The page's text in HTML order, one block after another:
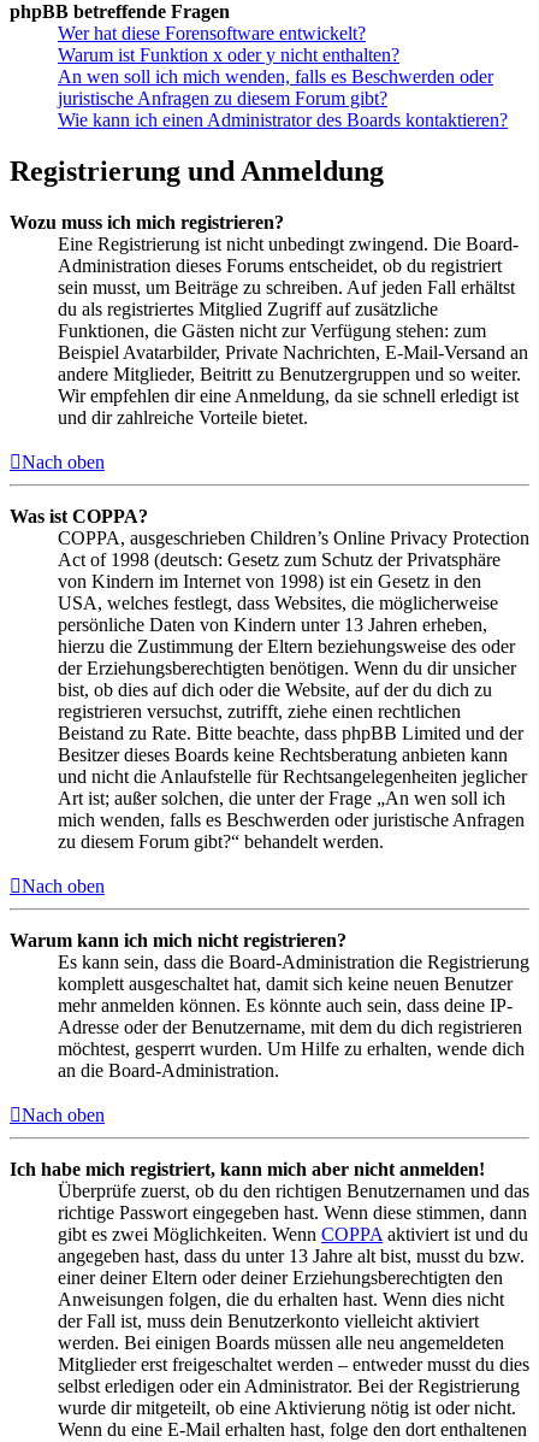
phpBB betreffende Fragen
Wer hat diese Forensoftware entwickelt?
Warum ist Funktion x oder y nicht enthalten?
An wen soll ich mich wenden, falls es Beschwerden oder
juristische Anfragen zu diesem Forum gibt?
Wie kann ich einen Administrator des Boards kontaktieren?
Registrierung und Anmeldung
Wozu muss ich mich registrieren?
Eine Registrierung ist nicht unbedingt zwingend. Die Board-
Administration dieses Forums entscheidet, ob du registriert
sein musst, um Beiträge zu schreiben. Auf jeden Fall erhältst
du als registriertes Mitglied Zugriff auf zusätzliche
Funktionen, die Gästen nicht zur Verfügung stehen: zum
Beispiel Avatarbilder, Private Nachrichten, E-Mail-Versand an
andere Mitglieder, Beitritt zu Benutzergruppen und so weiter.
Wir empfehlen dir eine Anmeldung, da sie schnell erledigt ist
und dir zahlreiche Vorteile bietet.
Nach oben
Was ist COPPA?
COPPA, ausgeschrieben Children’s Online Privacy Protection
Act of 1998 (deutsch: Gesetz zum Schutz der Privatsphäre
von Kindern im Internet von 1998) ist ein Gesetz in den
USA, welches festlegt, dass Websites, die möglicherweise
persönliche Daten von Kindern unter 13 Jahren erheben,
hierzu die Zustimmung der Eltern beziehungsweise des oder
der Erziehungsberechtigten benötigen. Wenn du dir unsicher
bist, ob dies auf dich oder die Website, auf der du dich zu
registrieren versuchst, zutrifft, ziehe einen rechtlichen
Beistand zu Rate. Bitte beachte, dass phpBB Limited und der
Besitzer dieses Boards keine Rechtsberatung anbieten kann
und nicht die Anlaufstelle für Rechtsangelegenheiten jeglicher
Art ist; außer solchen, die unter der Frage „An wen soll ich
mich wenden, falls es Beschwerden oder juristische Anfragen
zu diesem Forum gibt?“ behandelt werden.
Nach oben
Warum kann ich mich nicht registrieren?
Es kann sein, dass die Board-Administration die Registrierung
komplett ausgeschaltet hat, damit sich keine neuen Benutzer
mehr anmelden können. Es könnte auch sein, dass deine IP-
Adresse oder der Benutzername, mit dem du dich registrieren
möchtest, gesperrt wurden. Um Hilfe zu erhalten, wende dich
an die Board-Administration.
Nach oben
Ich habe mich registriert, kann mich aber nicht anmelden!
Überprüfe zuerst, ob du den richtigen Benutzernamen und das
richtige Passwort eingegeben hast. Wenn diese stimmen, dann
gibt es zwei Möglichkeiten. Wenn COPPA aktiviert ist und du
angegeben hast, dass du unter 13 Jahre alt bist, musst du bzw.
einer deiner Eltern oder deiner Erziehungsberechtigten den
Anweisungen folgen, die du erhalten hast. Wenn dies nicht
der Fall ist, muss dein Benutzerkonto vielleicht aktiviert
werden. Bei einigen Boards müssen alle neu angemeldeten
Mitglieder erst freigeschaltet werden – entweder musst du dies
selbst erledigen oder ein Administrator. Bei der Registrierung
wurde dir mitgeteilt, ob eine Aktivierung nötig ist oder nicht.
Wenn du eine E-Mail erhalten hast, folge den dort enthaltenen